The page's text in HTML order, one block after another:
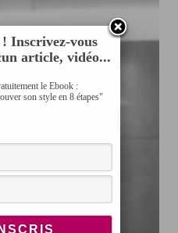
Inscrivez-vous
article, vidéo...
le Ebook :
son style en 8 étapes"